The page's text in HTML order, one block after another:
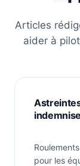
Articles
aider à
pour les